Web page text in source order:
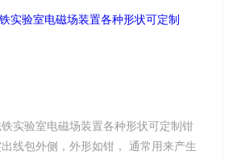
实验室电磁场装置各种形状可定制钳
线包外侧，外形如钳， 通常用来产生